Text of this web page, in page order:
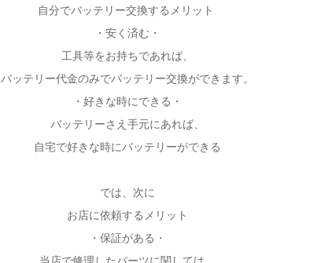
自分でバッテリー交換するメリット
・安く済む・
工具等をお持ちであれば、
バッテリー代金のみでバッテリー交換ができます。
・好きな時にできる・
バッテリーさえ手元にあれば、
自宅で好きな時にバッテリーができる
では、次に
お店に依頼するメリット
・保証がある・